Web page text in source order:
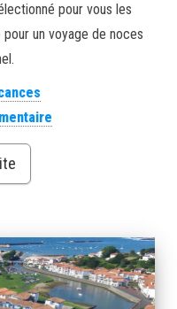
pour vous les
un voyage de noces